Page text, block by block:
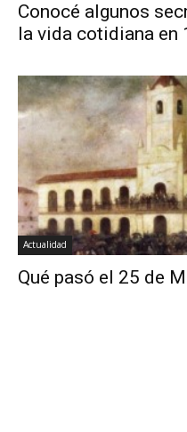
Conocé algunos
la vida cotidiana en
Actualidad
Qué pasó el 25 de